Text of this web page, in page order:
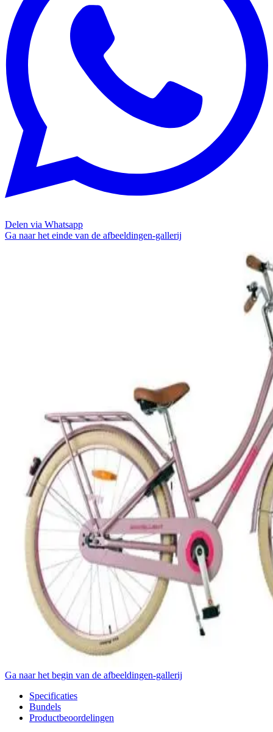
Delen via Whatsapp
Ga naar het einde van de afbeeldingen-gallerij
Ga naar het begin van de afbeeldingen-gallerij
Specificaties
Bundels
Productbeoordelingen